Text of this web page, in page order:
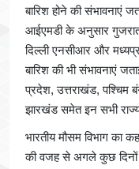
बारिश होने की संभावनाएं
आईएमडी के अनुसार गुजरात,
दिल्ली एनसीआर और
बारिश की भी संभावनाएं
प्रदेश, उत्तराखंड, पश्चिम
झारखंड समेत इन सभी
भारतीय मौसम विभाग का
की वजह से अगले कुछ